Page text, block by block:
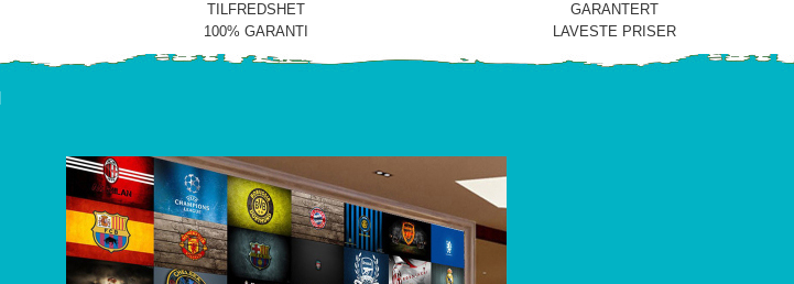
TILFREDSHET
100% GARANTI
GARANTERT
LAVESTE PRISER